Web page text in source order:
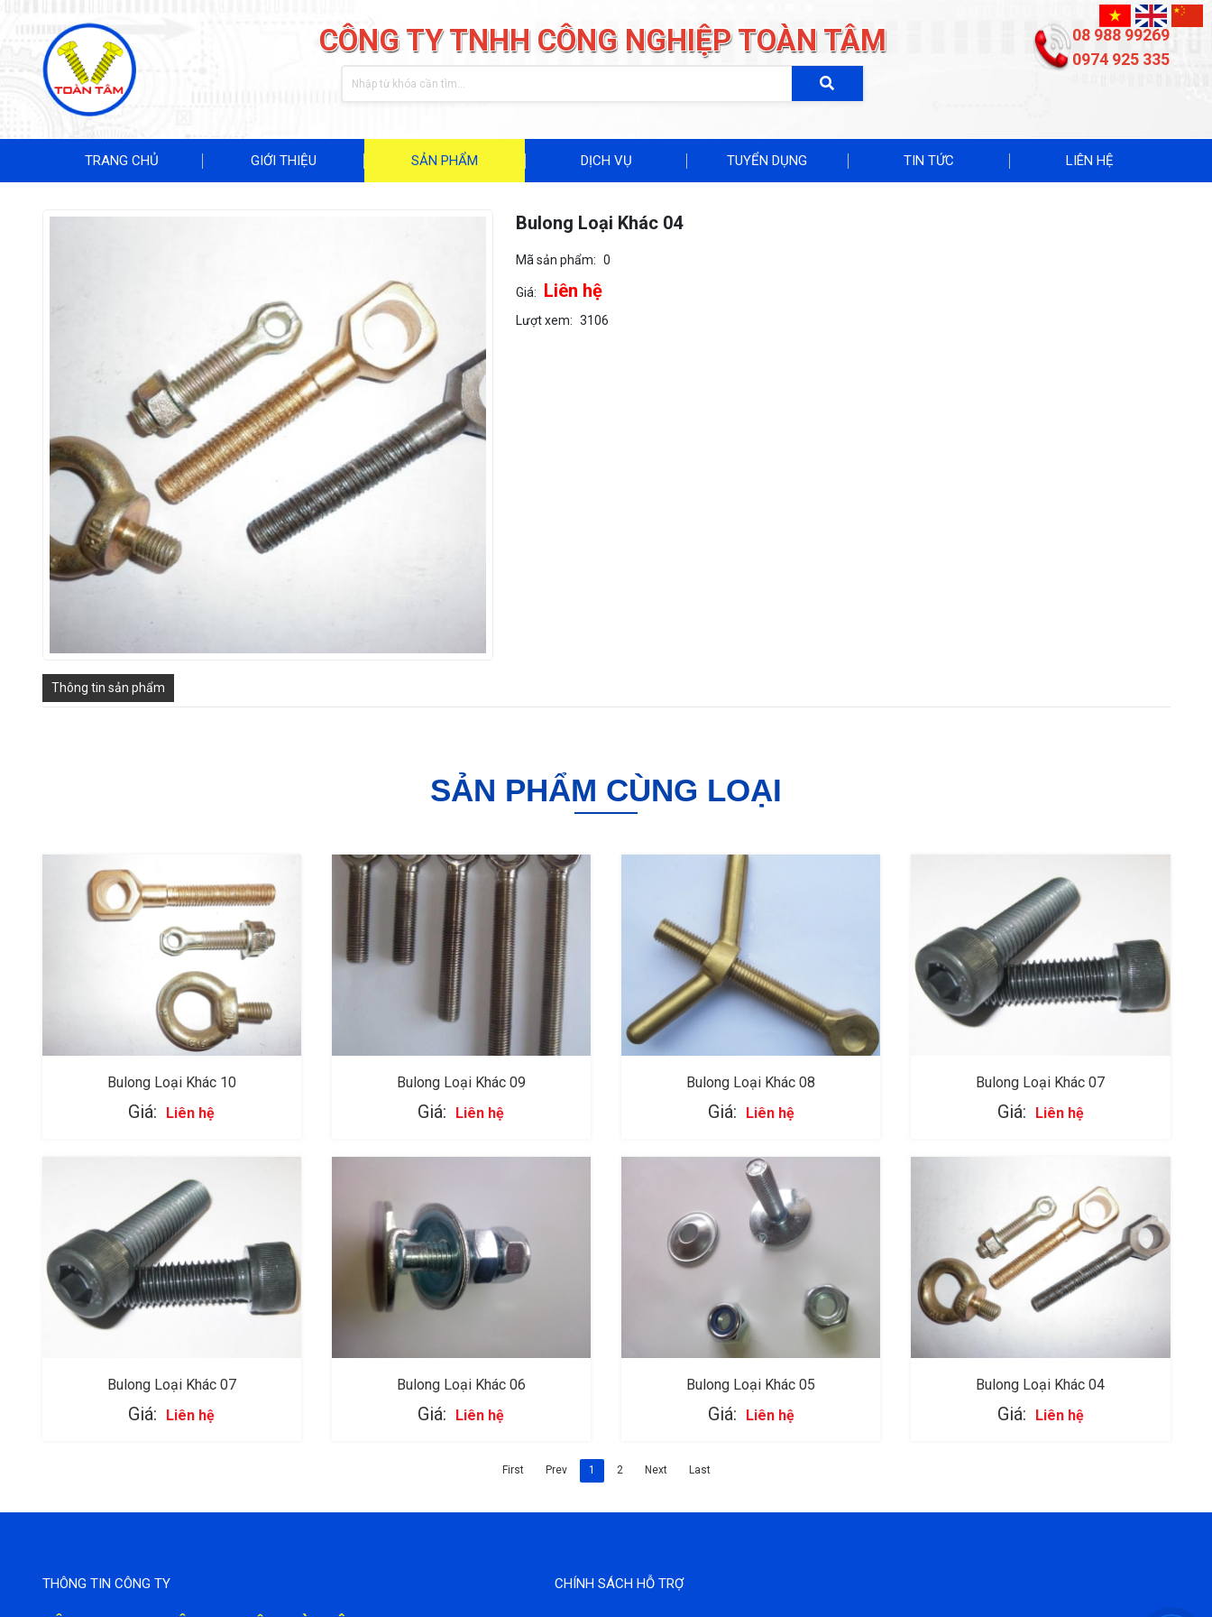
CÔNG TY TNHH CÔNG NGHIỆP TOÀN TÂM
08 988 99269
0974 925 335
TRANG CHỦ GIỚI THIỆU SẢN PHẨM DỊCH VỤ TUYỂN DỤNG TIN TỨC LIÊN HỆ
Bulong Loại Khác 04
Mã sản phẩm: 0
Giá: Liên hệ
Lượt xem: 3106
Thông tin sản phẩm
SẢN PHẨM CÙNG LOẠI
Bulong Loại Khác 10
Giá: Liên hệ
Bulong Loại Khác 09
Giá: Liên hệ
Bulong Loại Khác 08
Giá: Liên hệ
Bulong Loại Khác 07
Giá: Liên hệ
Bulong Loại Khác 07
Giá: Liên hệ
Bulong Loại Khác 06
Giá: Liên hệ
Bulong Loại Khác 05
Giá: Liên hệ
Bulong Loại Khác 04
Giá: Liên hệ
First Prev 1 2 Next Last
THÔNG TIN CÔNG TY CHÍNH SÁCH HỖ TRỢ